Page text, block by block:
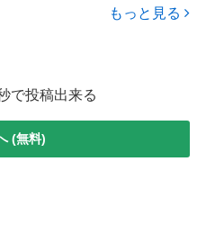
ス／ＣＤデッキ／電格ミラー
もっと見る
で投稿出来る
(無料)